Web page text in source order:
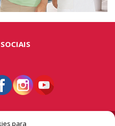
parado extremo oeste